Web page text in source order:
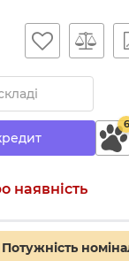
6
наявність
Потужність